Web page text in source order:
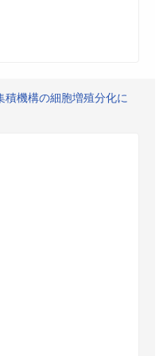
機構の細胞増殖分化に